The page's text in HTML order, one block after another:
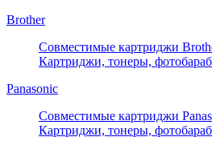
Brother
Совместимые картриджи
Картриджи, тонеры,
Panasonic
Совместимые картриджи
Картриджи, тонеры,